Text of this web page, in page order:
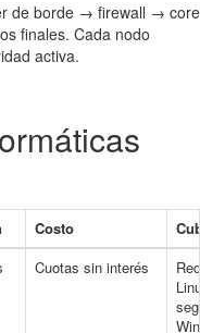
de borde → firewall → core
finales. Cada nodo
activa.
Costo
Cuotas sin interés